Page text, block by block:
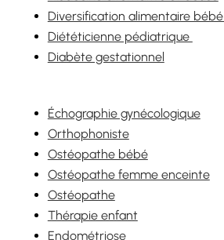
Diversification alimentaire bébé
Diététicienne pédiatrique
Diabète gestationnel
Échographie gynécologique
Orthophoniste
Ostéopathe bébé
Ostéopathe femme enceinte
Ostéopathe
Thérapie enfant
Endométriose